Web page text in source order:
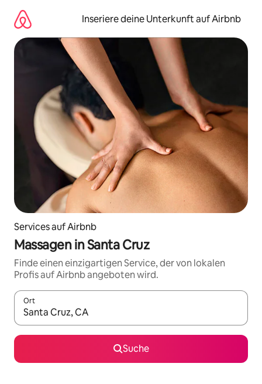
Inhalten
springen
Inseriere deine Unterkunft auf Airbnb
Services auf Airbnb
Massagen in Santa Cruz
Finde einen einzigartigen Service, der von lokalen
Profis auf Airbnb angeboten wird.
Ort
Wenn Ergebnisse verfügbar sind, navigiere mit den
Suche